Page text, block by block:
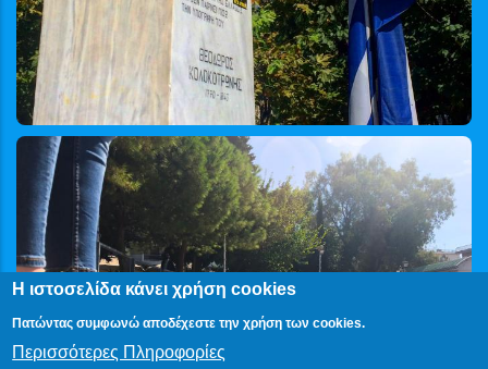
Η ιστοσελίδα κάνει χρήση cookies
Πατώντας συμφωνώ αποδέχεστε την χρήση των cookies.
Περισσότερες Πληροφορίες